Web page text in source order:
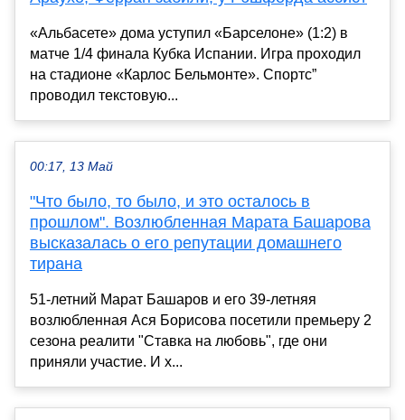
«Альбасете» дома уступил «Барселоне» (1:2) в
матче 1/4 финала Кубка Испании. Игра проходил
на стадионе «Карлос Бельмонте». Спортс”
проводил текстовую...
00:17, 13 Май
"Что было, то было, и это осталось в
прошлом". Возлюбленная Марата Башарова
высказалась о его репутации домашнего
тирана
51-летний Марат Башаров и его 39-летняя
возлюбленная Ася Борисова посетили премьеру 2
сезона реалити "Ставка на любовь", где они
приняли участие. И х...